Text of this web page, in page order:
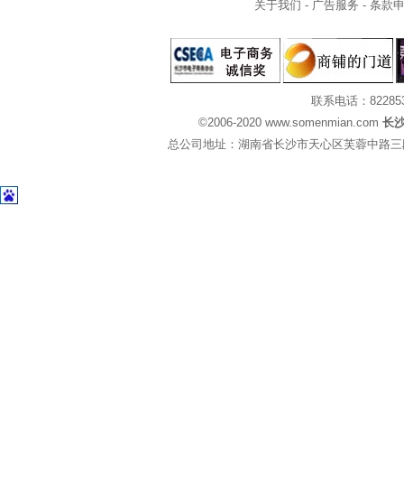
关于我们 - 广告服务 - 条款
联系电话：
©2006-2020 www.somenmian.com 长
总公司地址：湖南省长沙市天心区芙蓉中路